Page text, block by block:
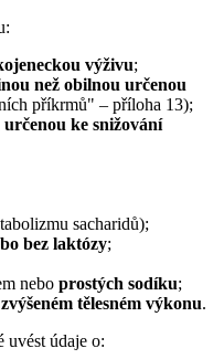
výživu;
než obilnou určenou
příkrmů" – příloha 13);
ke snižování
sacharidů);
bez laktózy;
nebo prostých sodíku;
tělesném výkonu.
uvést údaje o: